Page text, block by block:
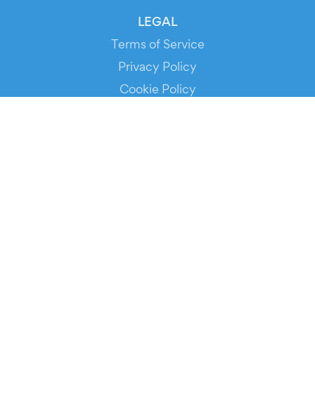
LEGAL
Terms of Service
Privacy Policy
Cookie Policy